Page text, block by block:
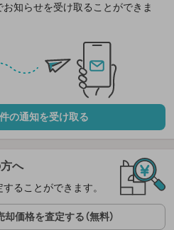
知らせを受け取ることができま
の通知を受け取る
へ
ることができます。
価格を査定する（無料）